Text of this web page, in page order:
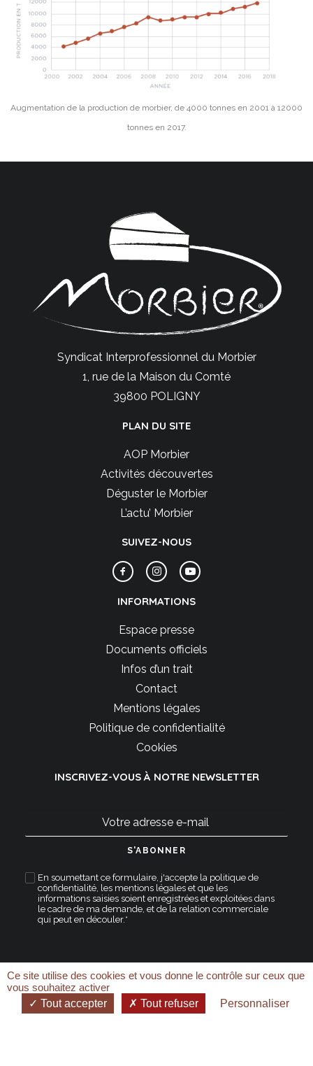
Augmentation de la production de morbier, de 4000 tonnes en 2001 à 12000
tonnes en 2017.
Syndicat Interprofessionnel du Morbier
1, rue de la Maison du Comté
39800 POLIGNY
PLAN DU SITE
AOP Morbier
Activités découvertes
Déguster le Morbier
L’actu’ Morbier
SUIVEZ-NOUS
INFORMATIONS
Espace presse
Documents officiels
Infos d’un trait
Contact
Mentions légales
Politique de confidentialité
Cookies
INSCRIVEZ-VOUS À NOTRE NEWSLETTER
En soumettant ce formulaire, j'accepte la politique de
confidentialité, les mentions légaleset que les
informations saisies soient enregistrées et exploitées dans
le cadre de ma demande, et de la relation commerciale
qui peut en découler.*
2026 Morbier | © Réalisé par Tête de Com | Tous droits
Ce site utilise des cookies et vous donne le contrôle sur ceux que
vous souhaitez activer
Tout accepter
Tout refuser Personnaliser